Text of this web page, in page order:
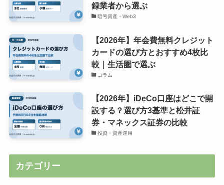
録業者から選ぶ
暗号資産・Web3
【2026年】年会費無料クレジット
カードの選び方とおすすめ4枚比
較｜生活圏で選ぶ
コラム
【2026年】iDeCo口座はどこで開
設する？選び方3基準と松井証
券・マネックス証券の比較
投資・資産運用
カテゴリー